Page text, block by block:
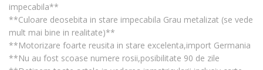
impecabila**
**Culoare deosebita in stare impecabila Grau metalizat (se vede
mult mai bine in realitate)**
**Motorizare foarte reusita in stare excelenta,import Germania
**Nu au fost scoase numere rosii,posibilitate 90 de zile